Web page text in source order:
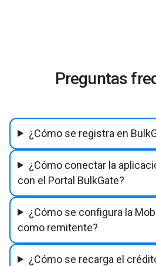
Preguntas
¿Cómo se registra en
¿Cómo conectar la
con el Portal BulkGate?
¿Cómo se configura la
como remitente?
¿Cómo se recarga el